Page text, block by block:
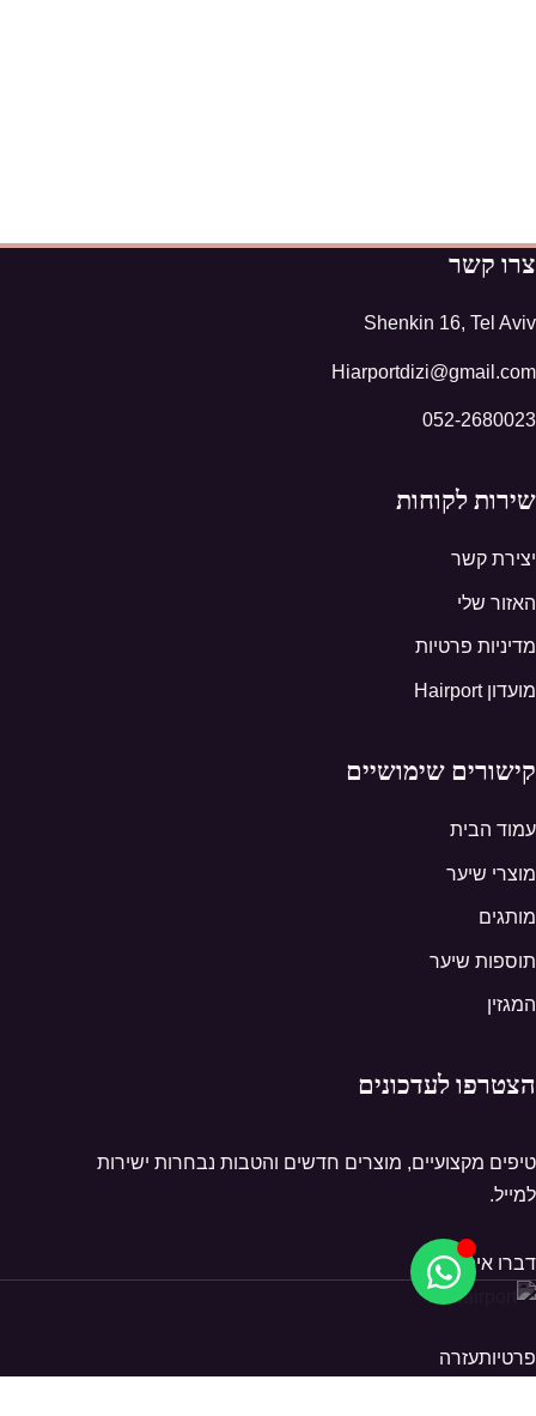
צרו קשר
Shenkin 16, Tel Aviv
Hiarportdizi@gmail.com
052-2680023
שירות לקוחות
יצירת קשר
האזור שלי
מדיניות פרטיות
מועדון Hairport
קישורים שימושיים
עמוד הבית
מוצרי שיער
מותגים
תוספות שיער
המגזין
הצטרפו לעדכונים
טיפים מקצועיים, מוצרים חדשים והטבות נבחרות ישירות
למייל.
דברו איתנו
פרטיותעזרה